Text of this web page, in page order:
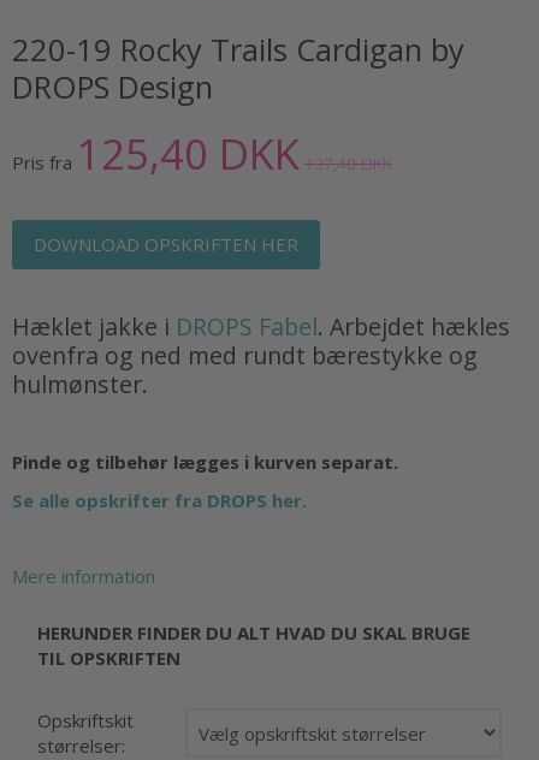
220-19 Rocky Trails Cardigan by
DROPS Design
Pris fra 125,40 DKK 137,40 DKK
DOWNLOAD OPSKRIFTEN HER
Hæklet jakke i DROPS Fabel. Arbejdet hækles
ovenfra og ned med rundt bærestykke og
hulmønster.
Pinde og tilbehør lægges i kurven separat.
Se alle opskrifter fra DROPS her.
Mere information
HERUNDER FINDER DU ALT HVAD DU SKAL BRUGE
TIL OPSKRIFTEN
Opskriftskit
størrelser: